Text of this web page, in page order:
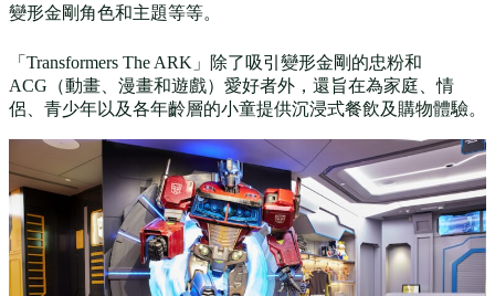
變形金剛角色和主題等等。
「Transformers The ARK」除了吸引變形金剛的忠粉和
ACG（動畫、漫畫和遊戲）愛好者外，還旨在為家庭、情
侶、青少年以及各年齡層的小童提供沉浸式餐飲及購物體驗。